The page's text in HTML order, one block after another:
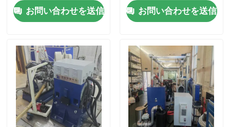
家へ
わたしたち に つい て
工場 ツアー
お問い合わせを送信 お問い合わせを送信